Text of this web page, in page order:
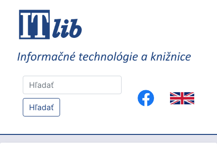
Hľadať